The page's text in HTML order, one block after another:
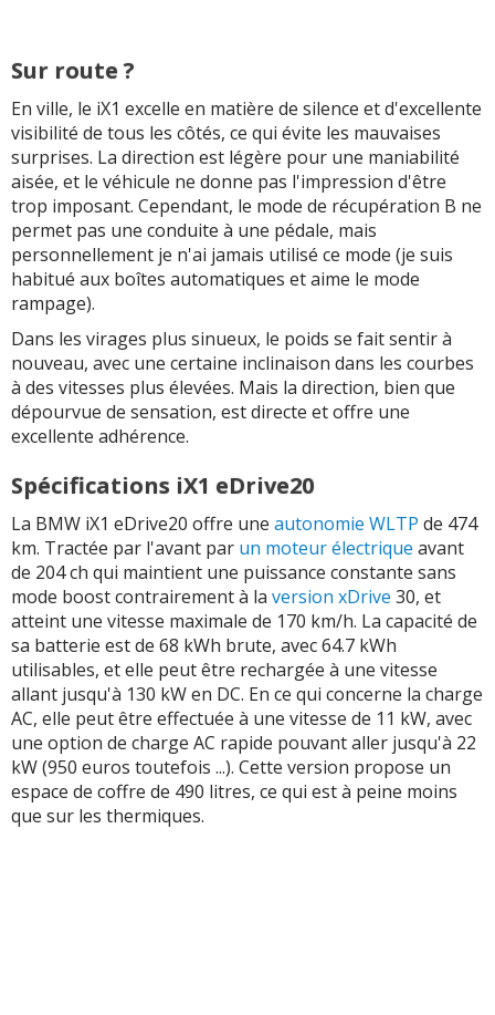
Sur route ?
En ville, le iX1 excelle en matière de silence et d'excellente
visibilité de tous les côtés, ce qui évite les mauvaises
surprises. La direction est légère pour une maniabilité
aisée, et le véhicule ne donne pas l'impression d'être
trop imposant. Cependant, le mode de récupération B ne
permet pas une conduite à une pédale, mais
personnellement je n'ai jamais utilisé ce mode (je suis
habitué aux boîtes automatiques et aime le mode
rampage).
Dans les virages plus sinueux, le poids se fait sentir à
nouveau, avec une certaine inclinaison dans les courbes
à des vitesses plus élevées. Mais la direction, bien que
dépourvue de sensation, est directe et offre une
excellente adhérence.
Spécifications iX1 eDrive20
La BMW iX1 eDrive20 offre une autonomie WLTP de 474
km. Tractée par l'avant par un moteur électrique avant
de 204 ch qui maintient une puissance constante sans
mode boost contrairement à la version xDrive 30, et
atteint une vitesse maximale de 170 km/h. La capacité de
sa batterie est de 68 kWh brute, avec 64.7 kWh
utilisables, et elle peut être rechargée à une vitesse
allant jusqu'à 130 kW en DC. En ce qui concerne la charge
AC, elle peut être effectuée à une vitesse de 11 kW, avec
une option de charge AC rapide pouvant aller jusqu'à 22
kW (950 euros toutefois ...). Cette version propose un
espace de coffre de 490 litres, ce qui est à peine moins
que sur les thermiques.